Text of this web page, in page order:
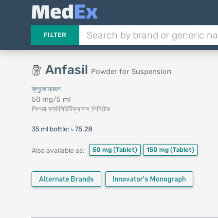
FILTER
Anfasil Powder for Suspension
ফ্লুকোনাজল
50 mg/5 ml
সিলভা ফার্মাসিউটিক্যালস লিমিটেড
35 ml bottle: ৳ 75.28
Also available as: 50 mg (Tablet) 150 mg (Tablet)
Alternate Brands Innovator's Monograph